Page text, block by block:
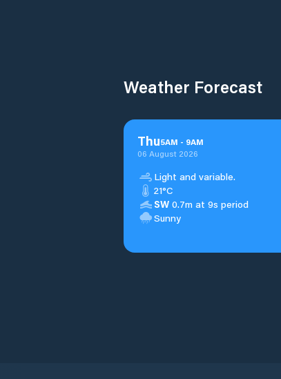
Weather Forecast
Thu5AM - 9AM
06 August 2026
Light and variable.
21°C
SW 0.7m at 9s period
Sunny